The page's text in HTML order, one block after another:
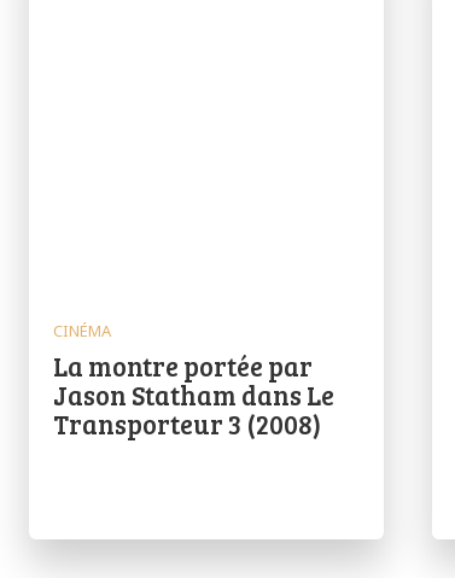
CINÉMA
La montre portée par
Jason Statham dans Le
Transporteur 3 (2008)